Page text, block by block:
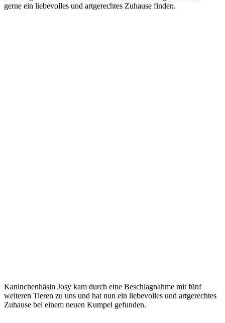
gerne ein liebevolles und artgerechtes Zuhause finden.
Kaninchenhäsin Josy kam durch eine Beschlagnahme mit fünf
weiteren Tieren zu uns und hat nun ein liebevolles und artgerechtes
Zuhause bei einem neuen Kumpel gefunden.